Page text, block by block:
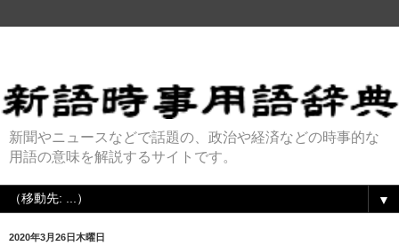
新聞やニュースなどで話題の、政治や経済などの時事的な
用語の意味を解説するサイトです。
▼
2020年3月26日木曜日